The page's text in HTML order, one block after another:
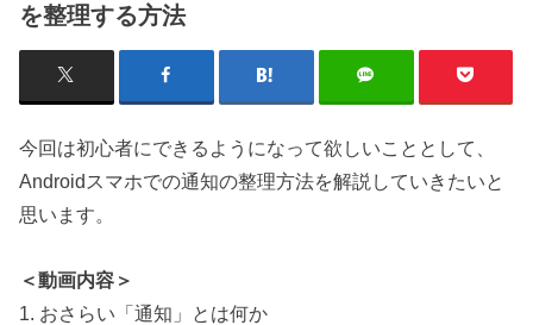
を整理する方法
今回は初心者にできるようになって欲しいこととして、
Androidスマホでの通知の整理方法を解説していきたいと
思います。
＜動画内容＞
1. おさらい「通知」とは何か